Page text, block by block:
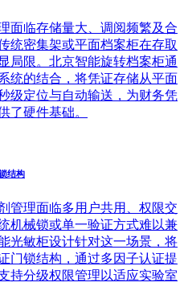
面临存储量大、调阅频繁及合
统密集架或平面档案柜在存取
局限。北京智能旋转档案柜通
统的结合，将凭证存储从平面
级定位与自动输送，为财务凭
了硬件基础。
结构
管理面临多用户共用、权限交
机械锁或单一验证方式难以兼
光敏柜设计针对这一场景，将
门锁结构，通过多因子认证提
持分级权限管理以适应实验室